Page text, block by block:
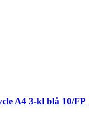
A4 3-kl blå 10/FP